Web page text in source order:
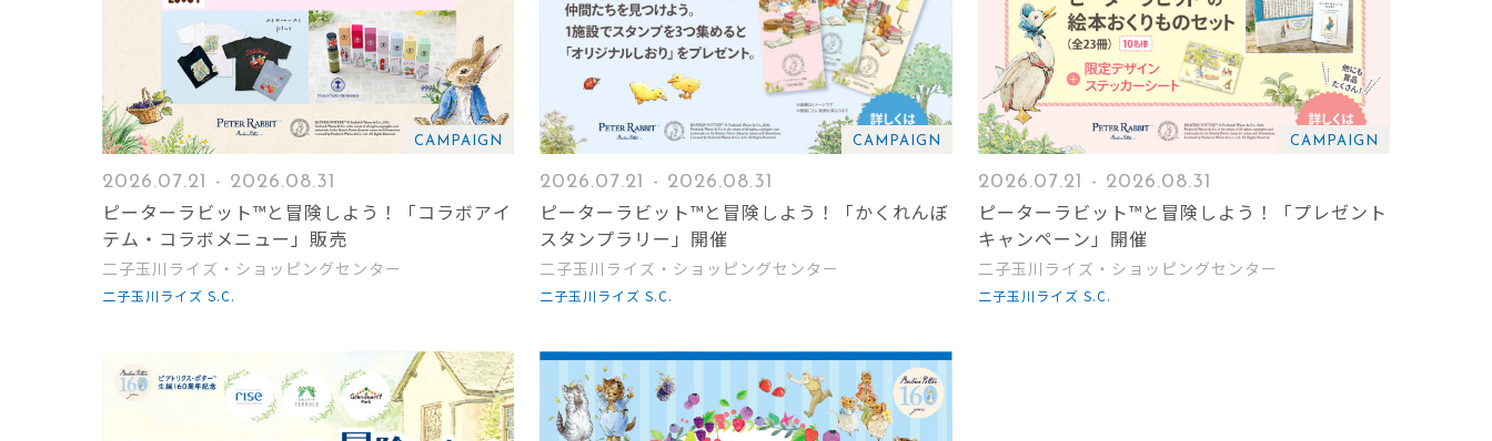
CAMPAIGN
2026.07.21 - 2026.08.31
ピーターラビット™と冒険しよう！「コラボアイ
テム・コラボメニュー」販売
二子玉川ライズ・ショッピングセンター
二子玉川ライズ S.C.
CAMPAIGN
2026.07.21 - 2026.08.31
ピーターラビット™と冒険しよう！「かくれんぼ
スタンプラリー」開催
二子玉川ライズ・ショッピングセンター
二子玉川ライズ S.C.
CAMPAIGN
2026.07.21 - 2026.08.31
ピーターラビット™と冒険しよう！「プレゼント
キャンペーン」開催
二子玉川ライズ・ショッピングセンター
二子玉川ライズ S.C.